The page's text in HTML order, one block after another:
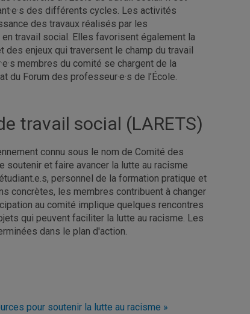
des différents cycles. Les activités
des travaux réalisés par les
en travail social. Elles favorisent également la
enjeux qui traversent le champ du travail
membres du comité se chargent de la
Forum des professeur·e·s de l’École.
travail social (LARETS)
connu sous le nom de Comité des
soutenir et faire avancer la lutte au racisme
personnel de la formation pratique et
concrètes, les membres contribuent à changer
au comité implique quelques rencontres
qui peuvent faciliter la lutte au racisme. Les
dans le plan d'action.
pour soutenir la lutte au racisme »